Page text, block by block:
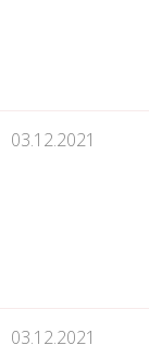
03.12.2021
03.12.2021